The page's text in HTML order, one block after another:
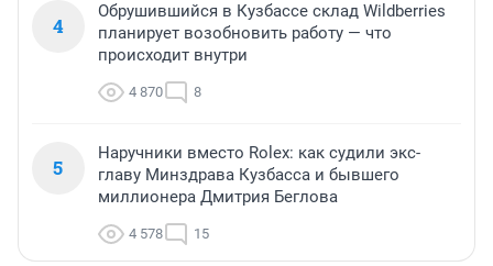
4
Обрушившийся в Кузбассе склад Wildberries
планирует возобновить работу — что
происходит внутри
4 870 8
5
Наручники вместо Rolex: как судили экс-
главу Минздрава Кузбасса и бывшего
миллионера Дмитрия Беглова
4 578 15